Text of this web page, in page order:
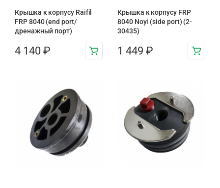
Крышка к корпусу Raifil
FRP 8040 (end port/
дренажный порт)
4 140 ₽
Крышка к корпусу FRP
8040 Noyi (side port) (2-
30435)
1 449 ₽